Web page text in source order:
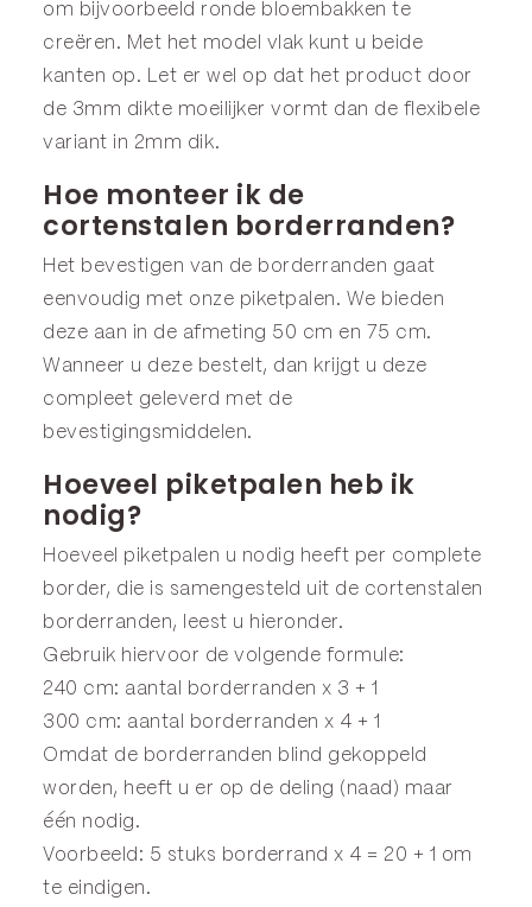
om bijvoorbeeld ronde bloembakken te
creëren. Met het model vlak kunt u beide
kanten op. Let er wel op dat het product door
de 3mm dikte moeilijker vormt dan de flexibele
variant in 2mm dik.
Hoe monteer ik de
cortenstalen borderranden?
Het bevestigen van de borderranden gaat
eenvoudig met onze piketpalen . We bieden
deze aan in de afmeting 50 cm en 75 cm.
Wanneer u deze bestelt, dan krijgt u deze
compleet geleverd met de
bevestigingsmiddelen.
Hoeveel piketpalen heb ik
nodig?
Hoeveel piketpalen u nodig heeft per complete
border, die is samengesteld uit de cortenstalen
borderranden, leest u hieronder.
Gebruik hiervoor de volgende formule:
240 cm: aantal borderranden x 3 + 1
300 cm: aantal borderranden x 4 + 1
Omdat de borderranden blind gekoppeld
worden, heeft u er op de deling (naad) maar
één nodig.
Voorbeeld: 5 stuks borderrand x 4 = 20 + 1 om
te eindigen.